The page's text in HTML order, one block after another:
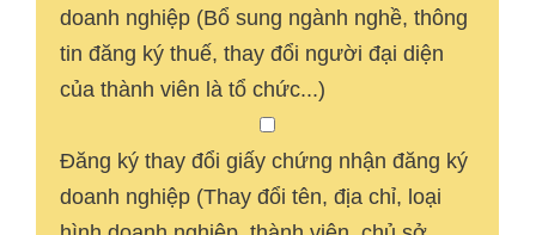
doanh nghiệp (Bổ sung ngành nghề, thông
tin đăng ký thuế, thay đổi người đại diện
của thành viên là tổ chức...)
Đăng ký thay đổi giấy chứng nhận đăng ký
doanh nghiệp (Thay đổi tên, địa chỉ, loại